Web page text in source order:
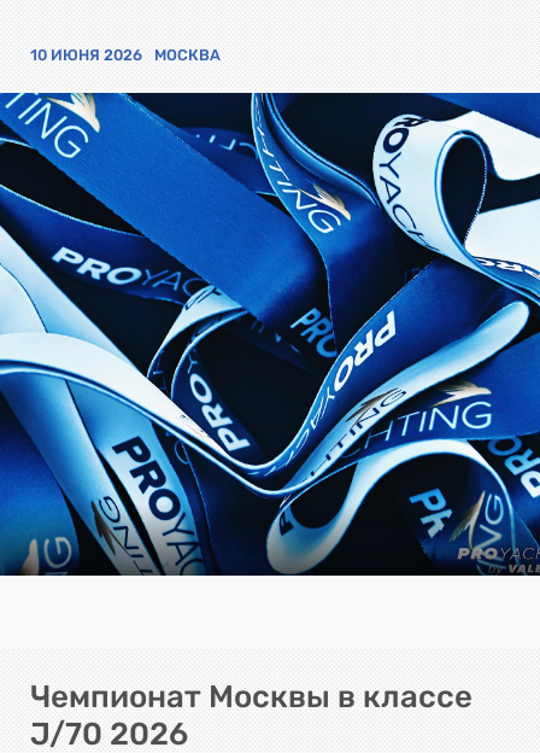
10 ИЮНЯ 2026 МОСКВА
Чемпионат Москвы в классе
J/70 2026